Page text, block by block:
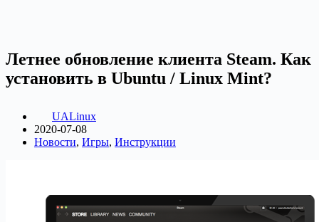
Летнее обновление клиента Steam. Как
установить в Ubuntu / Linux Mint?
UALinux
2020-07-08
Новости, Игры, Инструкции